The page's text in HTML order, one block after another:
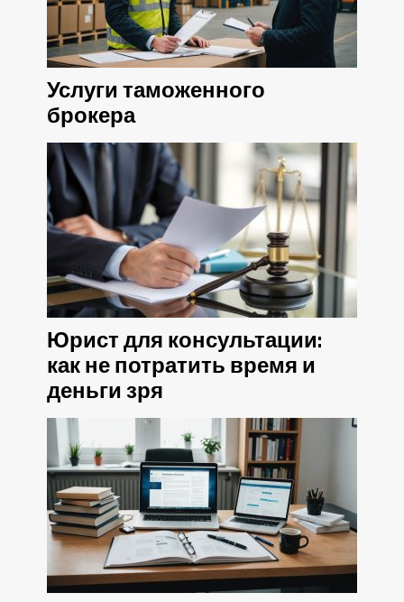
Услуги таможенного
брокера
Юрист для консультации:
как не потратить время и
деньги зря